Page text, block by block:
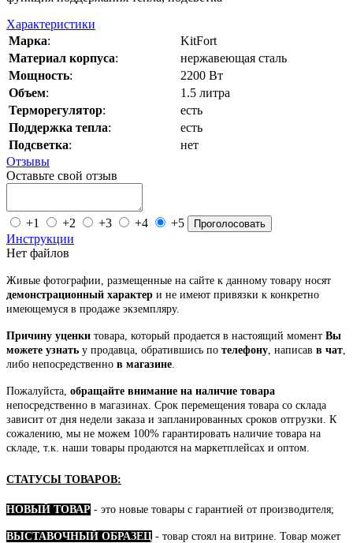
Характеристики
Марка:
KitFort
Материал корпуса:
нержавеющая сталь
Мощность:
2200 Вт
Объем:
1.5 литра
Терморегулятор:
есть
Поддержка тепла:
есть
Подсветка:
нет
Отзывы
Оставьте свой отзыв
+1 +2 +3 +4 +5 Проголосовать
Инструкции
Нет файлов
Живые фотографии, размещенные на сайте к данному товару носят
демонстрационный характер и не имеют привязки к конкретно
имеющемуся в продаже экземпляру.
Причину уценки товара, который продается в настоящий момент Вы
можете узнать у продавца, обратившись по телефону, написав в чат,
либо непосредственно в магазине.
Пожалуйста, обращайте внимание на наличие товара
непосредственно в магазинах. Срок перемещения товара со склада
зависит от дня недели заказа и запланированных сроков отгрузки. К
сожалению, мы не можем 100% гарантировать наличие товара на
складе, т.к. наши товары продаются на маркетплейсах и оптом.
СТАТУСЫ ТОВАРОВ:
НОВЫЙ ТОВАР - это новые товары с гарантией от производителя;
ВЫСТАВОЧНЫЙ ОБРАЗЕЦ - товар стоял на витрине. Товар может